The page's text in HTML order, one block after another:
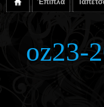
oz23-